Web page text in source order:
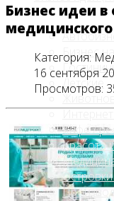
Бизнес
Детские
Кафе /
Красота
Бизнес идеи
Категория:
16 сентября
Просмотров: